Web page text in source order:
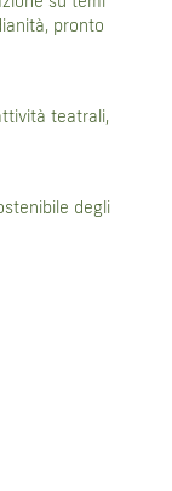
pronto
teatrali,
degli